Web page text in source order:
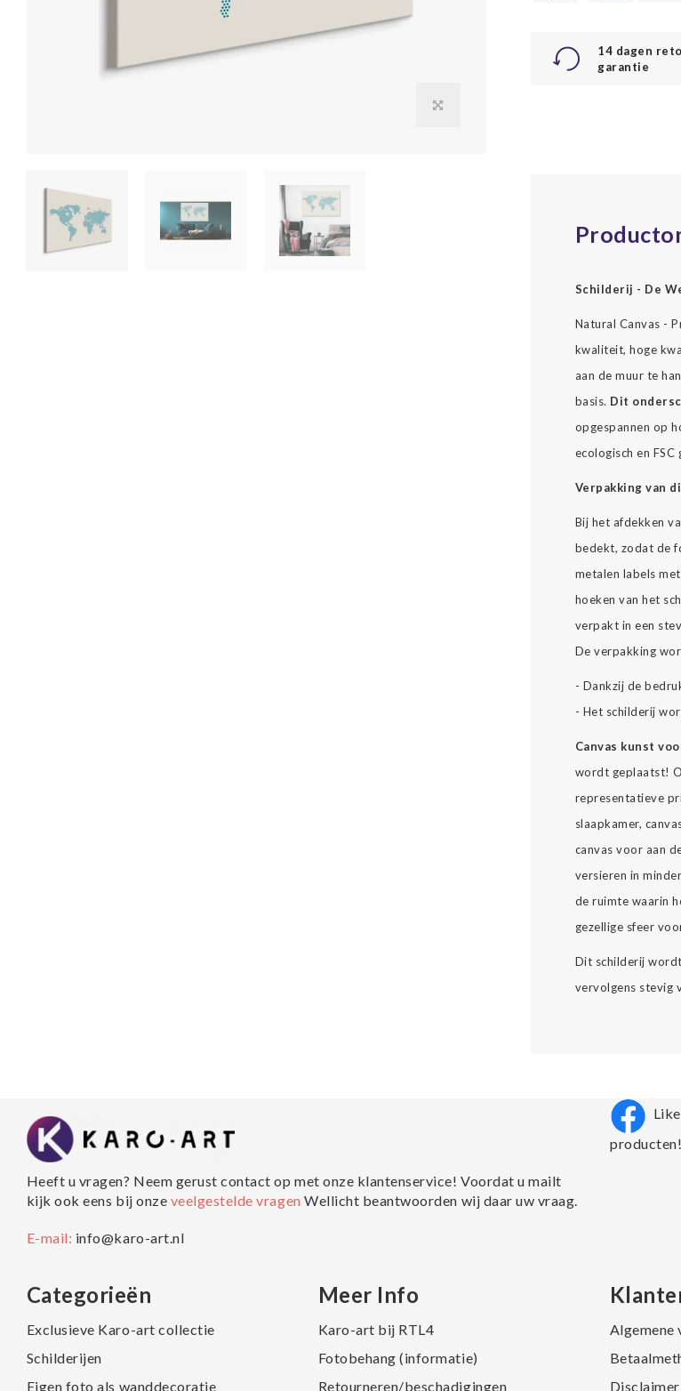
14 dagen
garantie
Schilderij - De
Natural Canvas -
kwaliteit, hoge
aan de muur te
basis. Dit
opgespannen op
ecologisch en
Verpakking van
Bij het afdekken
bedekt, zodat de
metalen labels
hoeken van het
verpakt in een
De verpakking
- Dankzij de
- Het schilderij
Canvas kunst
wordt geplaatst!
representatieve
slaapkamer,
canvas voor aan
versieren in
de ruimte waarin
gezellige sfeer
Dit schilderij
vervolgens stevig
Heeft u vragen? Neem gerust contact op met onze klantenservice! Voordat u mailt
kijk ook eens bij onze veelgestelde vragenWellicht beantwoorden wij daar uw vraag.
E-mail: info@karo-art.nl
producten!
Categorieën
Exclusieve Karo-art collectie
Schilderijen
Eigen foto als wanddecoratie
Meer Info
Karo-art bij RTL4
Fotobehang (informatie)
Retourneren/beschadigingen
Algemene
Disclaimer